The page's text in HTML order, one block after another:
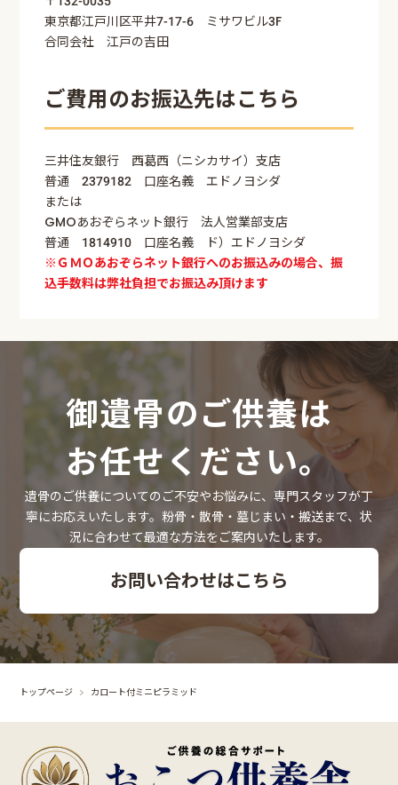
東京都江戸川区平井7-17-6 ミサワビル3F
合同会社 江戸の吉田
ご費用のお振込先はこちら
三井住友銀行 西葛西（ニシカサイ）支店
普通 2379182 口座名義 エドノヨシダ
または
GMOあおぞらネット銀行 法人営業部支店
普通 1814910 口座名義 ド）エドノヨシダ
※ＧＭＯあおぞらネット銀行へのお振込みの場合、振
込手数料は弊社負担でお振込み頂けます
御遺骨のご供養は
お任せください。
遺骨のご供養についてのご不安やお悩みに、専門スタッフが丁
寧にお応えいたします。粉骨・散骨・墓じまい・搬送まで、状
況に合わせて最適な方法をご案内いたします。
お問い合わせはこちら
トップページ カロート付ミニピラミッド